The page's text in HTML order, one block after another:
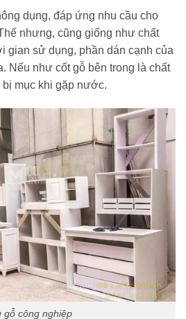
dụng, đáp ứng nhu cầu cho
nhưng, cũng giống như chất
gian sử dụng, phần dán cạnh của
Nếu như cốt gỗ bên trong là chất
bị mục khi gặp nước.
gỗ công nghiệp